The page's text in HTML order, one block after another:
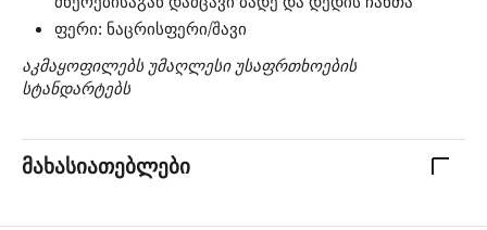
ფერი: ნაცრისფერი/შავი
აკმაყოფილებს უმაღლესი უსაფრთხოების
სტანდარტებს
მახასიათებლები